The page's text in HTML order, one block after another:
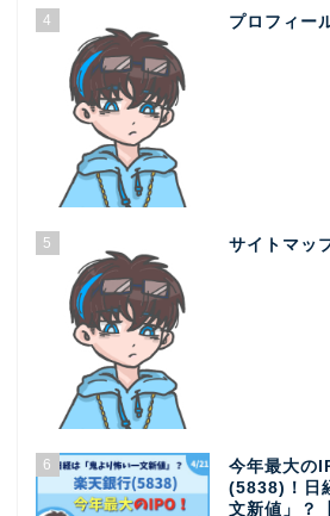
4 プロフィー
5 サイトマッ
6
今年最大の
(5838)！日
文新値」？